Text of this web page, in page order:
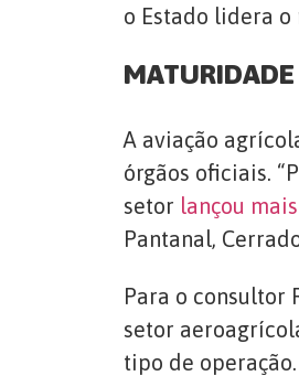
o Estado lidera
MATURIDADE
A aviação
órgãos oficiais.
setor lançou
Pantanal,
Para o consultor
setor
tipo de